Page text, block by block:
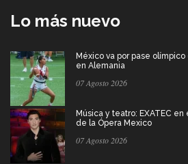
Lo más nuevo
México va por pase
en Alemania
07 Agosto 2026
Música y teatro: EXATEC
de la Ópera Mexico
07 Agosto 2026